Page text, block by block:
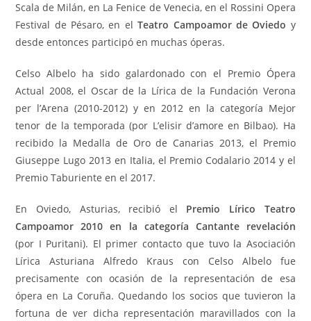
Scala de Milán, en La Fenice de Venecia, en el Rossini Opera
Festival de Pésaro, en elTeatro Campoamor de Oviedo y
desde entonces participó en muchas óperas.
Celso Albelo ha sido galardonado con el Premio Ópera
Actual 2008, el Oscar de la Lírica de la Fundación Verona
per l’Arena (2010-2012) y en 2012 en la categoría Mejor
tenor de la temporada (por L’elisir d’amore en Bilbao). Ha
recibido la Medalla de Oro de Canarias 2013, el Premio
Giuseppe Lugo 2013 en Italia, el Premio Codalario 2014 y el
Premio Taburiente en el 2017.
En Oviedo, Asturias, recibió el Premio Lírico Teatro
Campoamor 2010 en la categoría Cantante revelación
(por I Puritani). El primer contacto que tuvo la Asociación
Lírica Asturiana Alfredo Kraus con Celso Albelo fue
precisamente con ocasión de la representación de esa
ópera en La Coruña. Quedando los socios que tuvieron la
fortuna de ver dicha representación maravillados con la